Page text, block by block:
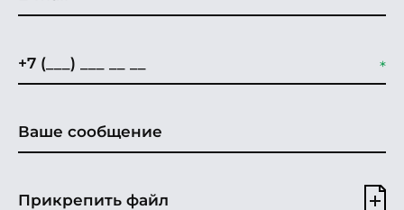
Прикрепить файл